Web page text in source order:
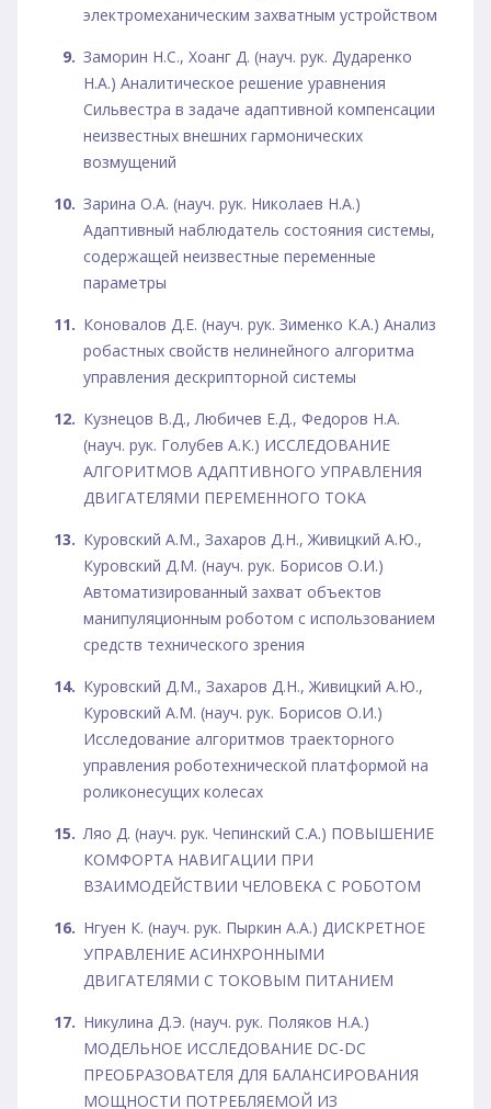
электромеханическим захватным устройством
Заморин Н.С., Хоанг Д. (науч. рук. Дударенко
Н.А.) Аналитическое решение уравнения
Сильвестра в задаче адаптивной компенсации
неизвестных внешних гармонических
возмущений
Зарина О.А. (науч. рук. Николаев Н.А.)
Адаптивный наблюдатель состояния системы,
содержащей неизвестные переменные
параметры
Коновалов Д.Е. (науч. рук. Зименко К.А.) Анализ
робастных свойств нелинейного алгоритма
управления дескрипторной системы
Кузнецов В.Д., Любичев Е.Д., Федоров Н.А.
(науч. рук. Голубев А.К.) ИССЛЕДОВАНИЕ
АЛГОРИТМОВ АДАПТИВНОГО УПРАВЛЕНИЯ
ДВИГАТЕЛЯМИ ПЕРЕМЕННОГО ТОКА
Куровский А.М., Захаров Д.Н., Живицкий А.Ю.,
Куровский Д.М. (науч. рук. Борисов О.И.)
Автоматизированный захват объектов
манипуляционным роботом с использованием
средств технического зрения
Куровский Д.М., Захаров Д.Н., Живицкий А.Ю.,
Куровский А.М. (науч. рук. Борисов О.И.)
Исследование алгоритмов траекторного
управления роботехнической платформой на
роликонесущих колесах
Ляо Д. (науч. рук. Чепинский С.А.) ПОВЫШЕНИЕ
КОМФОРТА НАВИГАЦИИ ПРИ
ВЗАИМОДЕЙСТВИИ ЧЕЛОВЕКА С РОБОТОМ
Нгуен К. (науч. рук. Пыркин А.А.) ДИСКРЕТНОЕ
УПРАВЛЕНИЕ АСИНХРОННЫМИ
ДВИГАТЕЛЯМИ С ТОКОВЫМ ПИТАНИЕМ
Никулина Д.Э. (науч. рук. Поляков Н.А.)
МОДЕЛЬНОЕ ИССЛЕДОВАНИЕ DC-DC
ПРЕОБРАЗОВАТЕЛЯ ДЛЯ БАЛАНСИРОВАНИЯ
МОЩНОСТИ ПОТРЕБЛЯЕМОЙ ИЗ